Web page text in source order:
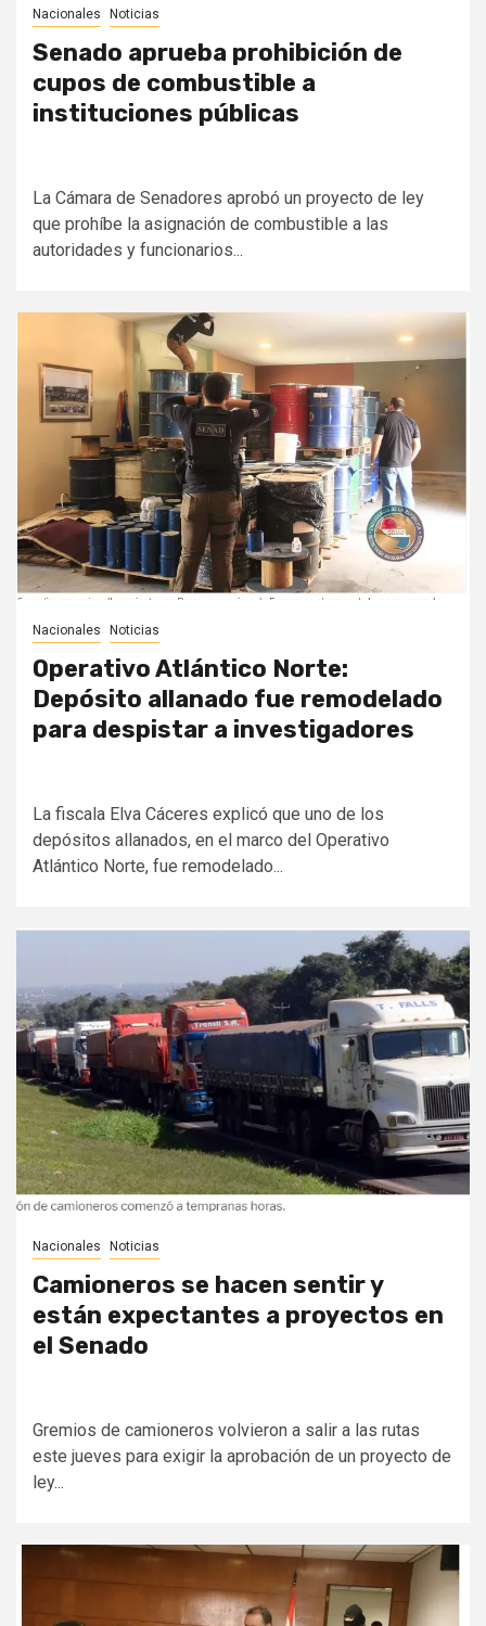
Nacionales Noticias
Senado aprueba prohibición de
cupos de combustible a
instituciones públicas
La Cámara de Senadores aprobó un proyecto de ley
que prohíbe la asignación de combustible a las
autoridades y funcionarios...
Nacionales Noticias
Operativo Atlántico Norte:
Depósito allanado fue remodelado
para despistar a investigadores
La fiscala Elva Cáceres explicó que uno de los
depósitos allanados, en el marco del Operativo
Atlántico Norte, fue remodelado...
Nacionales Noticias
Camioneros se hacen sentir y
están expectantes a proyectos en
el Senado
Gremios de camioneros volvieron a salir a las rutas
este jueves para exigir la aprobación de un proyecto de
ley...